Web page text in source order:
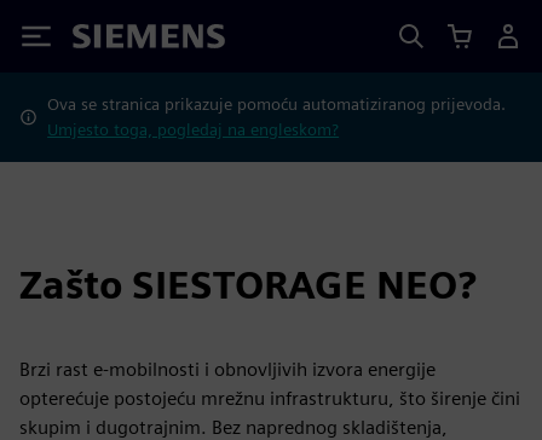
Siemens
Ova se stranica prikazuje pomoću automatiziranog prijevoda.
Umjesto toga, pogledaj na engleskom?
Zašto SIESTORAGE NEO?
Brzi rast e-mobilnosti i obnovljivih izvora energije
opterećuje postojeću mrežnu infrastrukturu, što širenje čini
skupim i dugotrajnim. Bez naprednog skladištenja,